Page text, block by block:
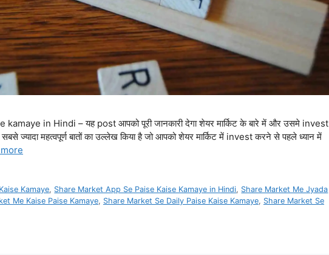
in Hindi – यह post आपको पूरी जानकारी देगा शेयर मार्किट के बारे में और उसमे invest
ज्यादा महत्वपूर्ण बातों का उल्लेख किया है जो आपको शेयर मार्किट में invest करने से पहले ध्यान में
Kamaye, Share Market App Se Paise Kaise Kamaye in Hindi, Share Market Me Jyada
Me Kaise Paise Kamaye, Share Market Se Daily Paise Kaise Kamaye, Share Market Se